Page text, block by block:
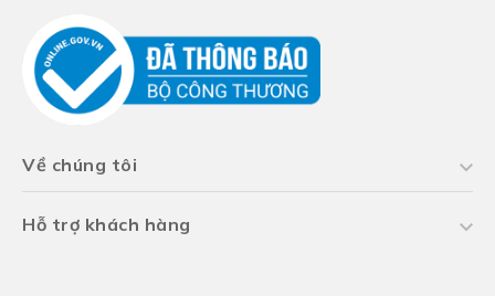
Về chúng tôi
Hỗ trợ khách hàng